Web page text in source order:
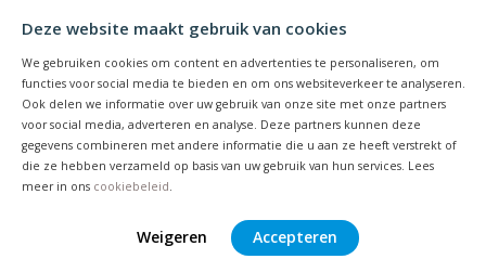
Deze website maakt gebruik van cookies
We gebruiken cookies om content en advertenties te personaliseren, om
functies voor social media te bieden en om ons websiteverkeer te analyseren.
Ook delen we informatie over uw gebruik van onze site met onze partners
voor social media, adverteren en analyse. Deze partners kunnen deze
gegevens combineren met andere informatie die u aan ze heeft verstrekt of
die ze hebben verzameld op basis van uw gebruik van hun services. Lees
meer in ons cookiebeleid.
Weigeren Accepteren
Je beoordeelt:VDL PVC knie 32 mm x 3/4"
buitendraad PN 10
Uw waardering:
Populair